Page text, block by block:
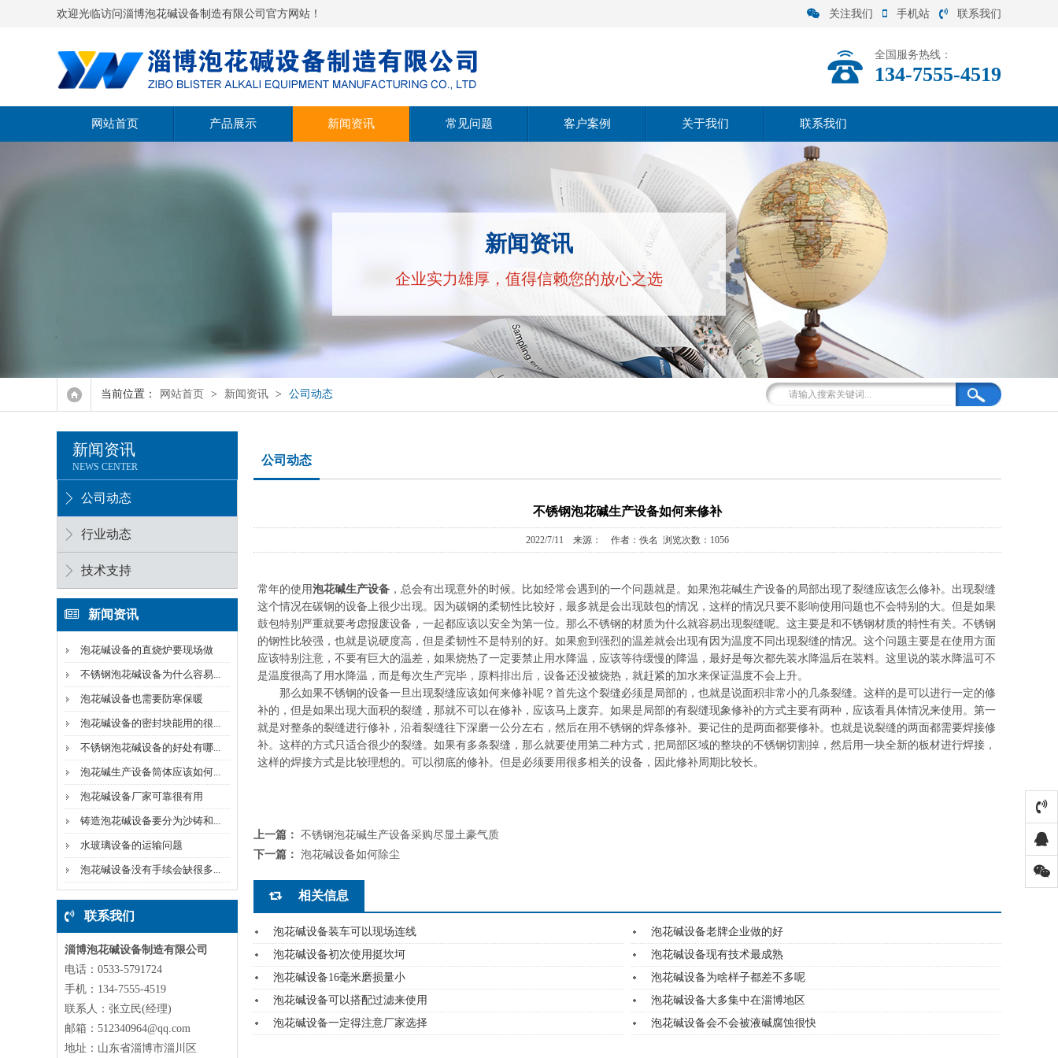
欢迎光临访问淄博泡花碱设备制造有限公司官方网站！ 关注我们 手机站 联系我们
全国服务热线：
134-7555-4519
网站首页 产品展示
泡花碱设备蒸汽型
6.0泡花碱设备
8.0泡花碱设备
4.0型水玻璃设备
8.0型水玻璃设备
新闻资讯
行业动态
常见问题 客户案例 关于我们
经营范围
文化理念
公司实力
联系我们
联系方式
在线留言
新闻资讯
企业实力雄厚，值得信赖您的放心之选
当前位置： 网站首页 > 新闻资讯 > 公司动态
新闻资讯
NEWS CENTER
公司动态
行业动态
技术支持
新闻资讯
泡花碱设备的直烧炉要现场做
不锈钢泡花碱设备为什么容易...
泡花碱设备也需要防寒保暖
泡花碱设备的密封块能用的很...
不锈钢泡花碱设备的好处有哪...
泡花碱生产设备筒体应该如何...
泡花碱设备厂家可靠很有用
铸造泡花碱设备要分为沙铸和...
水玻璃设备的运输问题
泡花碱设备没有手续会缺很多...
联系我们
淄博泡花碱设备制造有限公司
电话：0533-5791724
手机：134-7555-4519
联系人：张立民(经理)
邮箱：512340964@qq.com
地址：山东省淄博市淄川区
公司动态
不锈钢泡花碱生产设备如何来修补
2022/7/11 来源： 作者：佚名 浏览次数：1056
常年的使用泡花碱生产设备 ，总会有出现意外的时候。比如经常会遇到的一个问题就是。如果泡花碱生产设备的局部出现了裂缝应该怎么修补。出现裂缝
这个情况在碳钢的设备上很少出现。因为碳钢的柔韧性比较好，最多就是会出现鼓包的情况，这样的情况只要不影响使用问题也不会特别的大。但是如果
鼓包特别严重就要考虑报废设备，一起都应该以安全为第一位。那么不锈钢的材质为什么就容易出现裂缝呢。这主要是和不锈钢材质的特性有关。不锈钢
的钢性比较强，也就是说硬度高，但是柔韧性不是特别的好。如果愈到强烈的温差就会出现有因为温度不同出现裂缝的情况。这个问题主要是在使用方面
应该特别注意，不要有巨大的温差，如果烧热了一定要禁止用水降温，应该等待缓慢的降温，最好是每次都先装水降温后在装料。这里说的装水降温可不
是温度很高了用水降温，而是每次生产完毕，原料排出后，设备还没被烧热，就赶紧的加水来保证温度不会上升。
那么如果不锈钢的设备一旦出现裂缝应该如何来修补呢？首先这个裂缝必须是局部的，也就是说面积非常小的几条裂缝。这样的是可以进行一定的修
补的，但是如果出现大面积的裂缝，那就不可以在修补，应该马上废弃。如果是局部的有裂缝现象修补的方式主要有两种，应该看具体情况来使用。第一
就是对整条的裂缝进行修补，沿着裂缝往下深磨一公分左右，然后在用不锈钢的焊条修补。要记住的是两面都要修补。也就是说裂缝的两面都需要焊接修
补。这样的方式只适合很少的裂缝。如果有多条裂缝，那么就要使用第二种方式，把局部区域的整块的不锈钢切割掉，然后用一块全新的板材进行焊接，
这样的焊接方式是比较理想的。可以彻底的修补。但是必须要用很多相关的设备，因此修补周期比较长。
上一篇： 不锈钢泡花碱生产设备采购尽显土豪气质
下一篇： 泡花碱设备如何除尘
相关信息
泡花碱设备装车可以现场连线
泡花碱设备老牌企业做的好
泡花碱设备初次使用挺坎坷
泡花碱设备现有技术最成熟
泡花碱设备16毫米磨损量小
泡花碱设备为啥样子都差不多呢
泡花碱设备可以搭配过滤来使用
泡花碱设备大多集中在淄博地区
泡花碱设备一定得注意厂家选择
泡花碱设备会不会被液碱腐蚀很快